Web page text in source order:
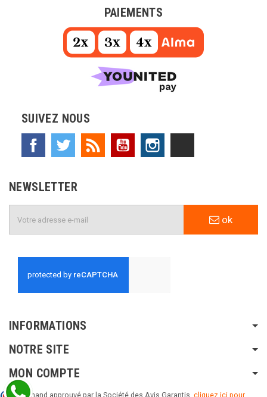
PAIEMENTS
SUIVEZ NOUS
Facebook Twitter Rss YouTube
NEWSLETTER
ok
INFORMATIONS
NOTRE SITE
MON COMPTE
Marchand approuvé par la Société des Avis Garantis, cliquez ici pour